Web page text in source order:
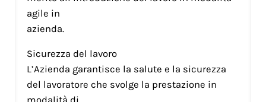
agile in
azienda.
Sicurezza del lavoro
L’Azienda garantisce la salute e la sicurezza
del lavoratore che svolge la prestazione in